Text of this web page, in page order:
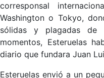
corresponsal
Washington o Tokyo,
sólidas y plagadas de
momentos, Esteruelas
diario que fundara Juan
Esteruelas envió a un